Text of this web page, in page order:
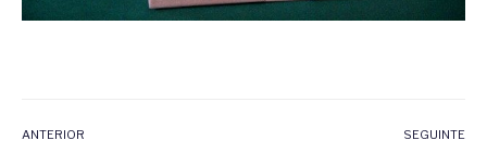
ANTERIOR SEGUINTE